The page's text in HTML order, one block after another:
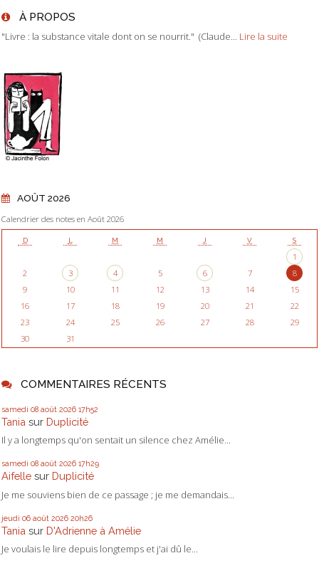
À PROPOS
"Livre : la substance vitale dont on se nourrit." (Claude... Lire la suite
AOÛT 2026
Calendrier des notes en Août 2026
D L M M J V S
1
2
3 4 5 6 7
8
9
10 11 12 13 14
15
16
17 18 19 20 21
22
23
24 25 26 27 28
29
30
31
COMMENTAIRES RÉCENTS
samedi 08 août 2026 17h52
Tania sur Duplicité
Il y a longtemps qu'on sentait un silence chez Amélie...
samedi 08 août 2026 17h29
Aifelle sur Duplicité
Je me souviens bien de ce passage ; je me demandais...
jeudi 06 août 2026 20h26
Tania sur D'Adrienne à Amélie
Je voulais le lire depuis longtemps et j'ai dû le...